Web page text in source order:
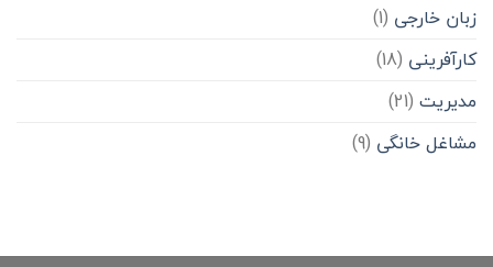
زبان خارجی (1)
کارآفرینی (18)
مدیریت (21)
مشاغل خانگی (9)